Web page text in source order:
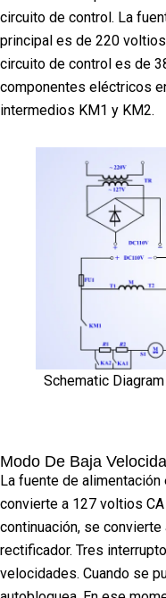
circuito de control. La
principal es de 220
circuito de control es de
componentes eléctricos
intermedios KM1 y KM2.
Schematic
Modo De Baja
La fuente de
convierte a 127 voltios
continuación, se
rectificador. Tres
velocidades. Cuando se